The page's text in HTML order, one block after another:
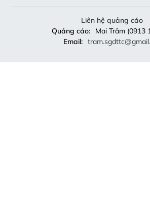
Liên hệ quảng cáo
Quảng cáo:
Mai Trâm (0913
Email: